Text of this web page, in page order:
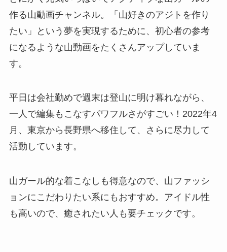
作る山動画チャンネル。「山好きのアジトを作り
たい」という夢を実現するために、初心者の参考
になるような山動画をたくさんアップしていま
す。
平日は会社勤めで週末は登山に明け暮れながら、
一人で編集もこなすパワフルさがすごい！2022年4
月、東京から長野県へ移住して、さらに尽力して
活動しています。
山ガール的な着こなしも得意なので、山ファッシ
ョンにこだわりたい系にもおすすめ。アイドル性
も高いので、癒されたい人も要チェックです。